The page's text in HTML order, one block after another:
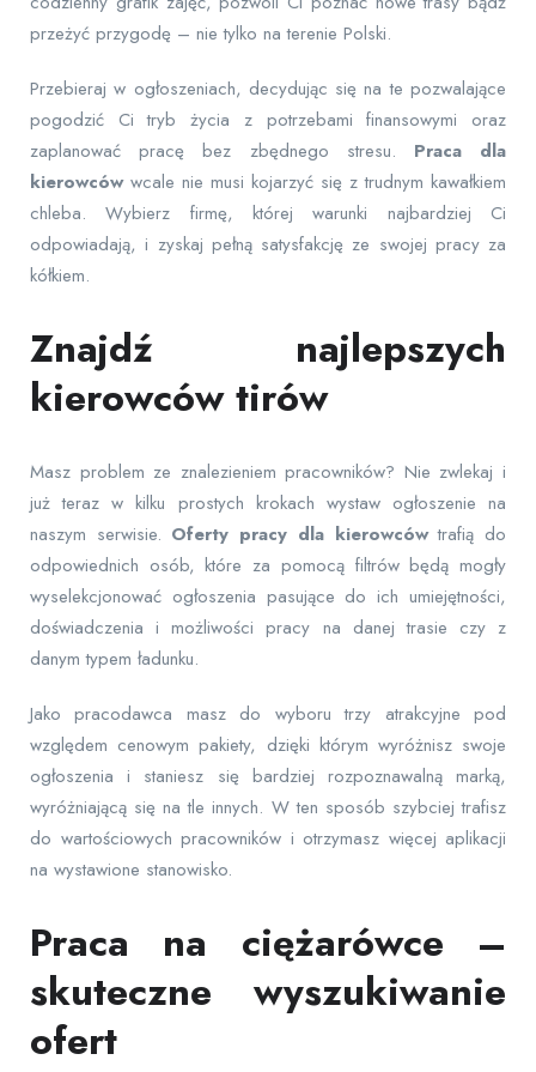
przeżyć przygodę – nie tylko na terenie Polski.
Przebieraj w ogłoszeniach, decydując się na te pozwalające
pogodzić Ci tryb życia z potrzebami finansowymi oraz
zaplanować pracę bez zbędnego stresu. Praca dla
kierowcówwcale nie musi kojarzyć się z trudnym kawałkiem
chleba. Wybierz firmę, której warunki najbardziej Ci
odpowiadają, i zyskaj pełną satysfakcję ze swojej pracy za
kółkiem.
Znajdź najlepszych
kierowców tirów
Masz problem ze znalezieniem pracowników? Nie zwlekaj i
już teraz w kilku prostych krokach wystaw ogłoszenie na
naszym serwisie. Oferty pracy dla kierowcówtrafią do
odpowiednich osób, które za pomocą filtrów będą mogły
wyselekcjonować ogłoszenia pasujące do ich umiejętności,
doświadczenia i możliwości pracy na danej trasie czy z
danym typem ładunku.
Jako pracodawca masz do wyboru trzy atrakcyjne pod
względem cenowym pakiety, dzięki którym wyróżnisz swoje
ogłoszenia i staniesz się bardziej rozpoznawalną marką,
wyróżniającą się na tle innych. W ten sposób szybciej trafisz
do wartościowych pracowników i otrzymasz więcej aplikacji
na wystawione stanowisko.
Praca na ciężarówce –
skuteczne wyszukiwanie
ofert